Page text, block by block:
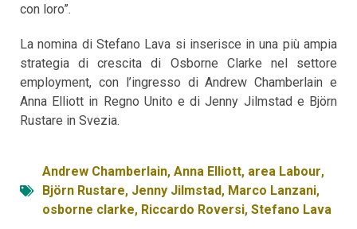
con loro”.
La nomina di Stefano Lava si inserisce in una più ampia
strategia di crescita di Osborne Clarke nel settore
employment, con l’ingresso di Andrew Chamberlain e
Anna Elliott in Regno Unito e di Jenny Jilmstad e Björn
Rustare in Svezia.
Andrew Chamberlain, Anna Elliott, area Labour,
Björn Rustare, Jenny Jilmstad, Marco Lanzani,
osborne clarke, Riccardo Roversi, Stefano Lava